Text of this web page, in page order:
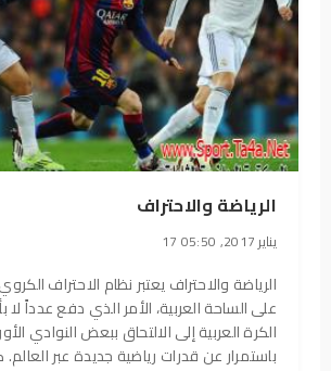
الرياضة والاحتراف
17 يناير 2017, 05:50
الرياضة والاحتراف يعتبر نظام الاحتراف
على الساحة العربية، الأمر الذي دفع عدداً
الكرة العربية إلى الالتحاق ببعض النوادي
باستمرار عن قدرات رياضية جديدة عبر